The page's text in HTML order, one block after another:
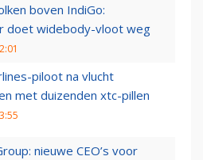
boven IndiGo:
doet widebody-vloot weg
piloot na vlucht
met duizenden xtc-pillen
nieuwe CEO’s voor